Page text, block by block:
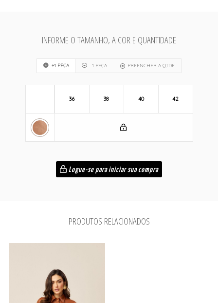
INFORME O TAMANHO, A COR E QUANTIDADE
+1 PEÇA -1 PEÇA PREENCHER A QTDE
36 38 40 42
Logue-se para iniciar sua compra
PRODUTOS RELACIONADOS